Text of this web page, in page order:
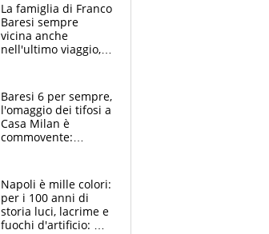
La famiglia di Franco
Baresi sempre
vicina anche
nell'ultimo viaggio,
circondati
dall'affetto dei tifosi
Baresi 6 per sempre,
l'omaggio dei tifosi a
Casa Milan è
commovente:
bigliettini
Napoli è mille colori:
per i 100 anni di
storia luci, lacrime e
fuochi d'artificio: De